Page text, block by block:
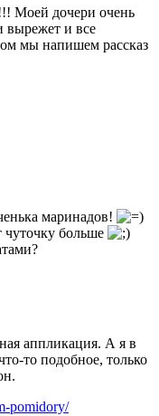
Моей дочери очень
вырежет и все
мы напишем рассказ
маринадов!
чуточку больше
аппликация. А я в
то подобное, только
pomidory/